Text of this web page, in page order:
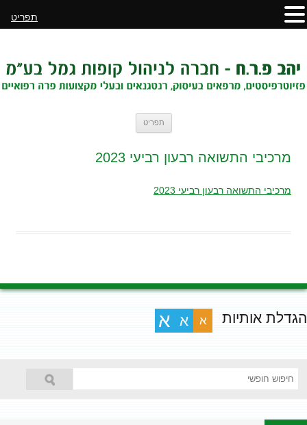
תפריט
מרכיבי התשואה רבעון רביעי 2023
מרכיבי התשואה רבעון רביעי 2023
הגדלת אותיות א א א
תפריט